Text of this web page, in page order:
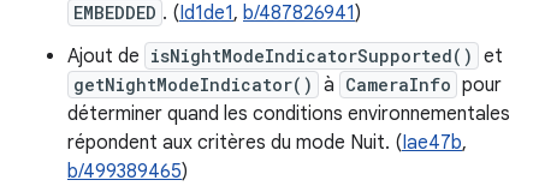
EMBEDDED . (Id1de1, b/487826941)
Ajout de isNightModeIndicatorSupported() et
getNightModeIndicator() à CameraInfo pour
déterminer quand les conditions environnementales
répondent aux critères du mode Nuit. (Iae47b,
b/499389465)